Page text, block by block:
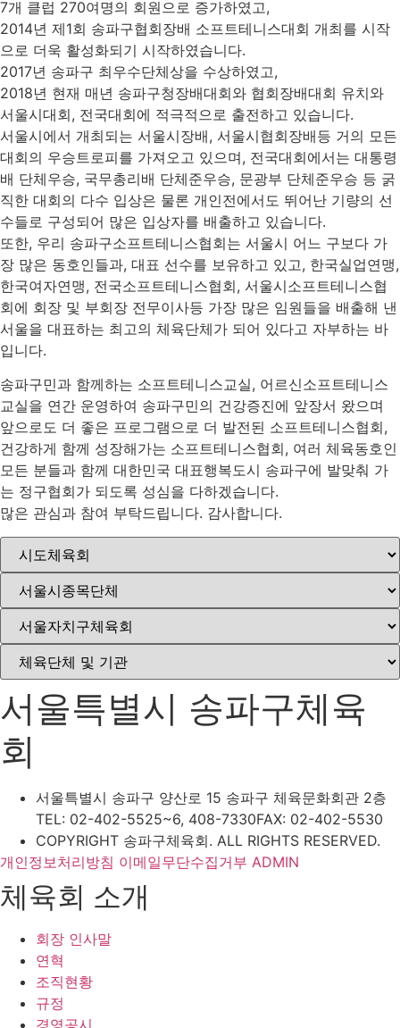
7개 클럽 270여명의 회원으로 증가하였고,
2014년 제1회 송파구협회장배 소프트테니스대회 개최를 시작
으로 더욱 활성화되기 시작하였습니다.
2017년 송파구 최우수단체상을 수상하였고,
2018년 현재 매년 송파구청장배대회와 협회장배대회 유치와
서울시대회, 전국대회에 적극적으로 출전하고 있습니다.
서울시에서 개최되는 서울시장배, 서울시협회장배등 거의 모든
대회의 우승트로피를 가져오고 있으며, 전국대회에서는 대통령
배 단체우승, 국무총리배 단체준우승, 문광부 단체준우승 등 굵
직한 대회의 다수 입상은 물론 개인전에서도 뛰어난 기량의 선
수들로 구성되어 많은 입상자를 배출하고 있습니다.
또한, 우리 송파구소프트테니스협회는 서울시 어느 구보다 가
장 많은 동호인들과, 대표 선수를 보유하고 있고, 한국실업연맹,
한국여자연맹, 전국소프트테니스협회, 서울시소프트테니스협
회에 회장 및 부회장 전무이사등 가장 많은 임원들을 배출해 낸
서울을 대표하는 최고의 체육단체가 되어 있다고 자부하는 바
입니다.
송파구민과 함께하는 소프트테니스교실, 어르신소프트테니스
교실을 연간 운영하여 송파구민의 건강증진에 앞장서 왔으며
앞으로도 더 좋은 프로그램으로 더 발전된 소프트테니스협회,
건강하게 함께 성장해가는 소프트테니스협회, 여러 체육동호인
모든 분들과 함께 대한민국 대표행복도시 송파구에 발맞춰 가
는 정구협회가 되도록 성심을 다하겠습니다.
많은 관심과 참여 부탁드립니다. 감사합니다.
서울특별시 송파구체육
회
서울특별시 송파구 양산로 15 송파구 체육문화회관 2층
TEL: 02-402-5525~6, 408-7330FAX: 02-402-5530
COPYRIGHT 송파구체육회. ALL RIGHTS RESERVED.
개인정보처리방침 이메일무단수집거부 ADMIN
체육회 소개
회장 인사말
연혁
조직현황
규정
경영공시